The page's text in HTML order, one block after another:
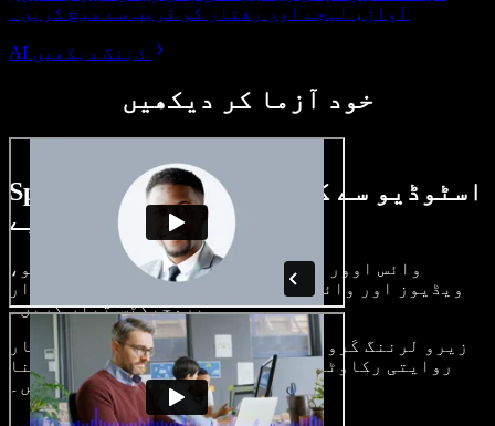
آواز، لہجے اور رفتار کو قریب سے میچ کریں۔
AI ڈبنگ دیکھیں
خود آزما کر دیکھیں
Speechify اسٹوڈیو سے کیا کچھ کر سکتے
ہیں، دیکھیے
وائس اوور بنائیں، رائلٹی فری امیجز، آڈیو،
ویڈیوز اور وائس کلون شامل کر کے بھرپور، شاندار
پروجیکٹس تیار کریں۔
زیرو لرننگ کَرو اور سب کچھ براؤزر میں، تخلیق کار
روایتی رکاوٹیں توڑ کر اپنے خیالات کو حقیقت بنا
سکتے ہیں۔